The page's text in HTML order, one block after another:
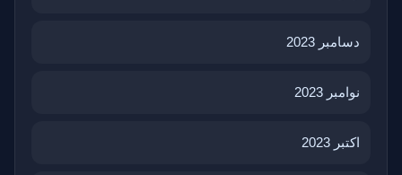
دسامبر 2023
نوامبر 2023
اکتبر 2023